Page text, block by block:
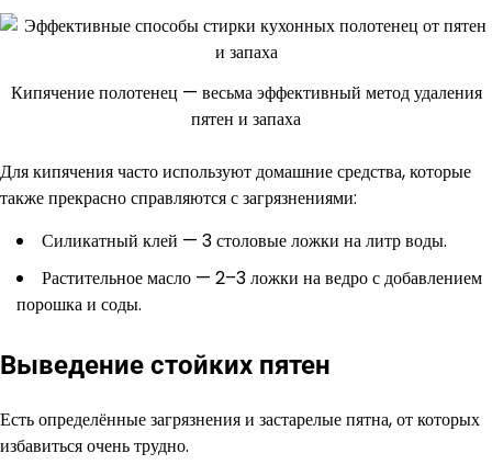
Кипячение полотенец — весьма эффективный метод удаления
пятен и запаха
Для кипячения часто используют домашние средства, которые
также прекрасно справляются с загрязнениями:
Силикатный клей — 3 столовые ложки на литр воды.
Растительное масло — 2–3 ложки на ведро с добавлением
порошка и соды.
Выведение стойких пятен
Есть определённые загрязнения и застарелые пятна, от которых
избавиться очень трудно.